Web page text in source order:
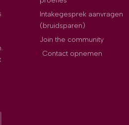
Intakegesprek aanvragen
(bruidsparen)
Join the community
Contact opnemen